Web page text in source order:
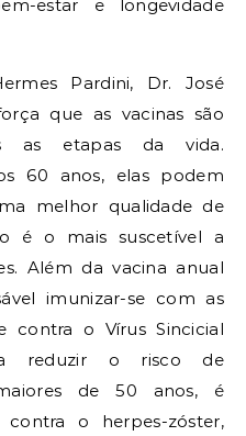
estar e longevidade
Pardini, Dr. José
que as vacinas são
as etapas da vida.
60 anos, elas podem
melhor qualidade de
é o mais suscetível a
Além da vacina anual
imunizar-se com as
contra o Vírus Sincicial
reduzir o risco de
de 50 anos, é
contra o herpes-zóster,